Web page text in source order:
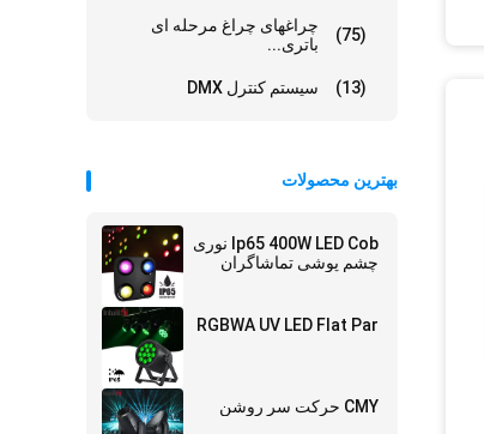
چراغهای چراغ مرحله ای
باتری...
(75)
سیستم کنترل DMX (13)
بهترین محصولات
Ip65 400W LED Cob نوری
چشم پوشی تماشاگران
RGBWA UV LED Flat Par
CMY حرکت سر روشن